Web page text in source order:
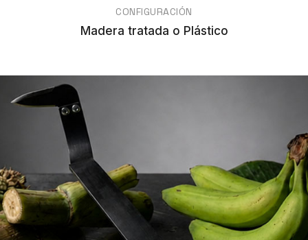
CONFIGURACIÓN
Madera tratada o Plástico